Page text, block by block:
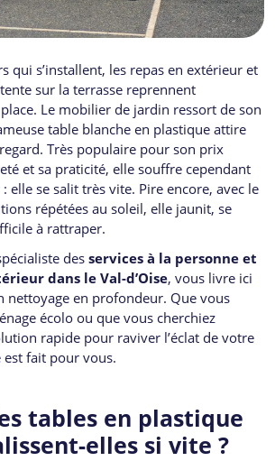
qui s’installent, les repas en extérieur et
sur la terrasse reprennent
Le mobilier de jardin ressort de son
table blanche en plastique attire
Très populaire pour son prix
et sa praticité, elle souffre cependant
elle se salit très vite. Pire encore, avec le
répétées au soleil, elle jaunit, se
à rattraper.
des services à la personne et
dans le Val-d’Oise, vous livre ici
nettoyage en profondeur. Que vous
écolo ou que vous cherchiez
rapide pour raviver l’éclat de votre
fait pour vous.
tables en plastique
elles si vite ?